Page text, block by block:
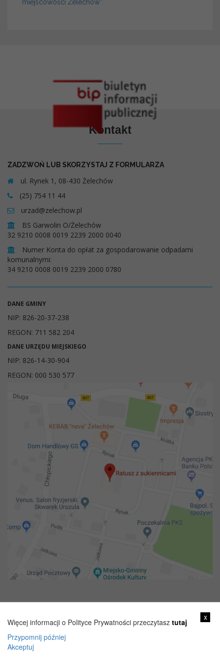
miejscowości Żelechów”.
Kontakt
ZADZWOŃ LUB SKORZYSTAJ Z FORMULARZA
ul. Rynek 1, 08-430 Żelechów
(25) 754 11 44
urzad@zelechow.pl
BS Garwolin O/Żelechów
32 9210 0008 0019 2239 2000 0040
Numer Konta do opłat za gospodarowanie odpadami
komunalnymi:
34 9210 0008 0019 2239 2000 0780
DANE GMINY
NIP: 826-20-37-238
REGON: 711 582 204
DANE URZĘDU MIEJSKIEGO
NIP: 826-14-30-904
REGON: 000 530 577
x
Więcej informacji o Polityce Prywatności przeczytasz tutaj
Przypomnij później
Akceptuj